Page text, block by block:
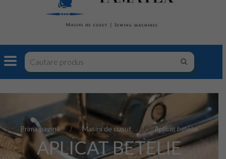
Prima pagină Masini de cusut Aplicat betelie
APLICAT BETELIE